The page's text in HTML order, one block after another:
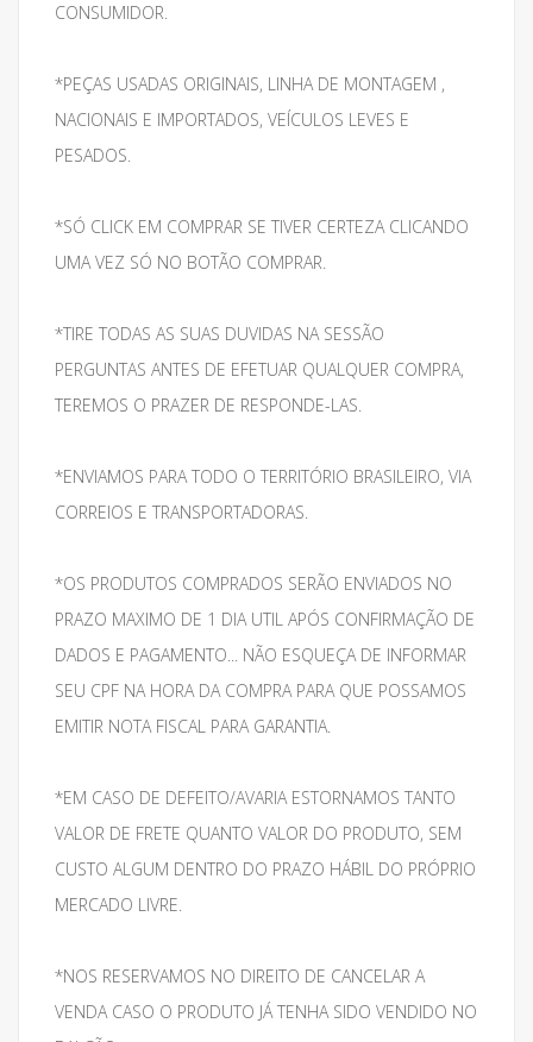
CONSUMIDOR.
*PEÇAS USADAS ORIGINAIS, LINHA DE MONTAGEM ,
NACIONAIS E IMPORTADOS, VEÍCULOS LEVES E
PESADOS.
*SÓ CLICK EM COMPRAR SE TIVER CERTEZA CLICANDO
UMA VEZ SÓ NO BOTÃO COMPRAR.
*TIRE TODAS AS SUAS DUVIDAS NA SESSÃO
PERGUNTAS ANTES DE EFETUAR QUALQUER COMPRA,
TEREMOS O PRAZER DE RESPONDE-LAS.
*ENVIAMOS PARA TODO O TERRITÓRIO BRASILEIRO, VIA
CORREIOS E TRANSPORTADORAS.
*OS PRODUTOS COMPRADOS SERÃO ENVIADOS NO
PRAZO MAXIMO DE 1 DIA UTIL APÓS CONFIRMAÇÃO DE
DADOS E PAGAMENTO... NÃO ESQUEÇA DE INFORMAR
SEU CPF NA HORA DA COMPRA PARA QUE POSSAMOS
EMITIR NOTA FISCAL PARA GARANTIA.
*EM CASO DE DEFEITO/AVARIA ESTORNAMOS TANTO
VALOR DE FRETE QUANTO VALOR DO PRODUTO, SEM
CUSTO ALGUM DENTRO DO PRAZO HÁBIL DO PRÓPRIO
MERCADO LIVRE.
*NOS RESERVAMOS NO DIREITO DE CANCELAR A
VENDA CASO O PRODUTO JÁ TENHA SIDO VENDIDO NO